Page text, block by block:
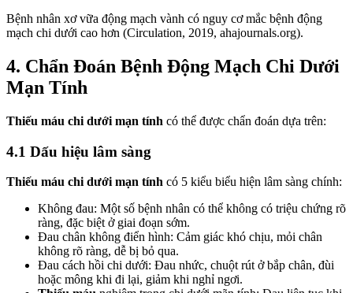
Bệnh nhân xơ vữa động mạch vành có nguy cơ mắc bệnh động
mạch chi dưới cao hơn (Circulation, 2019, ahajournals.org).
4. Chẩn Đoán Bệnh Động Mạch Chi Dưới
Mạn Tính
Thiếu máu chi dưới mạn tính có thể được chẩn đoán dựa trên:
4.1 Dấu hiệu lâm sàng
Thiếu máu chi dưới mạn tính có 5 kiểu biểu hiện lâm sàng chính:
Không đau: Một số bệnh nhân có thể không có triệu chứng rõ
ràng, đặc biệt ở giai đoạn sớm.
Đau chân không điển hình: Cảm giác khó chịu, mỏi chân
không rõ ràng, dễ bị bỏ qua.
Đau cách hồi chi dưới: Đau nhức, chuột rút ở bắp chân, đùi
hoặc mông khi đi lại, giảm khi nghỉ ngơi.